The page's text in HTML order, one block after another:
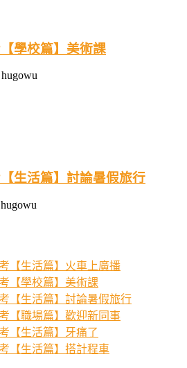
學校篇】美術課
hugowu
生活篇】討論暑假旅行
hugowu
【生活篇】火車上廣播
【學校篇】美術課
【生活篇】討論暑假旅行
【職場篇】歡迎新同事
【生活篇】牙痛了
【生活篇】搭計程車